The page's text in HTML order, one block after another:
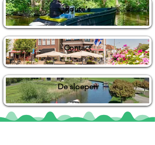
Route's
Contact
De sloepen